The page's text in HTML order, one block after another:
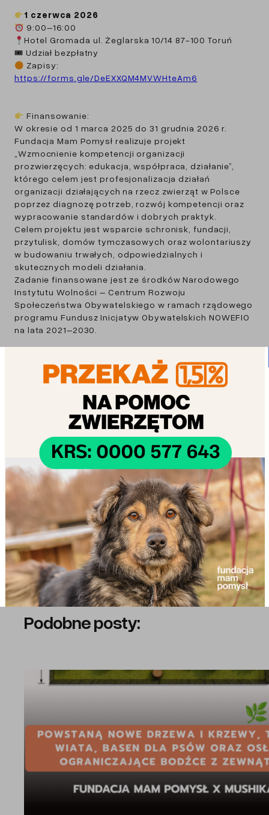
1 czerwca 2026
9:00–16:00
Hotel Gromada ul. Żeglarska 10/14 87-100 Toruń
🎟 Udział bezpłatny
Zapisy:
https://forms.gle/DeEXXQM4MVWHteAm6
Finansowanie:
W okresie od 1 marca 2025 do 31 grudnia 2026 r.
Fundacja Mam Pomysł realizuje projekt
„Wzmocnienie kompetencji organizacji
prozwierzęcych: edukacja, współpraca, działanie”,
którego celem jest profesjonalizacja działań
organizacji działających na rzecz zwierząt w Polsce
poprzez diagnozę potrzeb, rozwój kompetencji oraz
wypracowanie standardów i dobrych praktyk.
Celem projektu jest wsparcie schronisk, fundacji,
przytulisk, domów tymczasowych oraz wolontariuszy
w budowaniu trwałych, odpowiedzialnych i
skutecznych modeli działania.
Zadanie finansowane jest ze środków Narodowego
Instytutu Wolności – Centrum Rozwoju
Społeczeństwa Obywatelskiego w ramach rządowego
programu Fundusz Inicjatyw Obywatelskich NOWEFIO
na lata 2021–2030.
Udostępnij:
« Cykl webinarów dla NGO. Zapraszamy!
FESTIWAL MOKRYCH NOSKÓW 2026
Podobne posty: